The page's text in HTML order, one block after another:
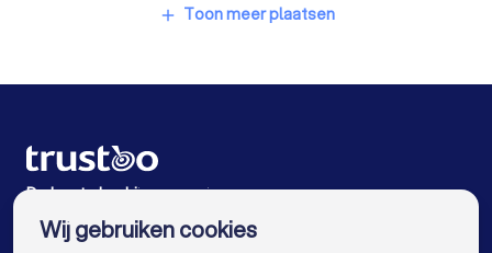
Notarissen in Amsterdam
Notarissen in Tilburg
Notarissen in Almere
Notarissen in Breda
Notarissen in Nijmegen
add Toon meer plaatsen
De beste bedrijven voor jou
Wij gebruiken cookies